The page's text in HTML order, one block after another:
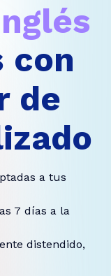
con
de
a tus
7 días a la
distendido,